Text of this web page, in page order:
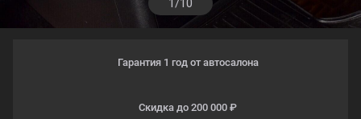
1/10
Гарантия 1 год от автосалона
Скидка до 200 000 ₽